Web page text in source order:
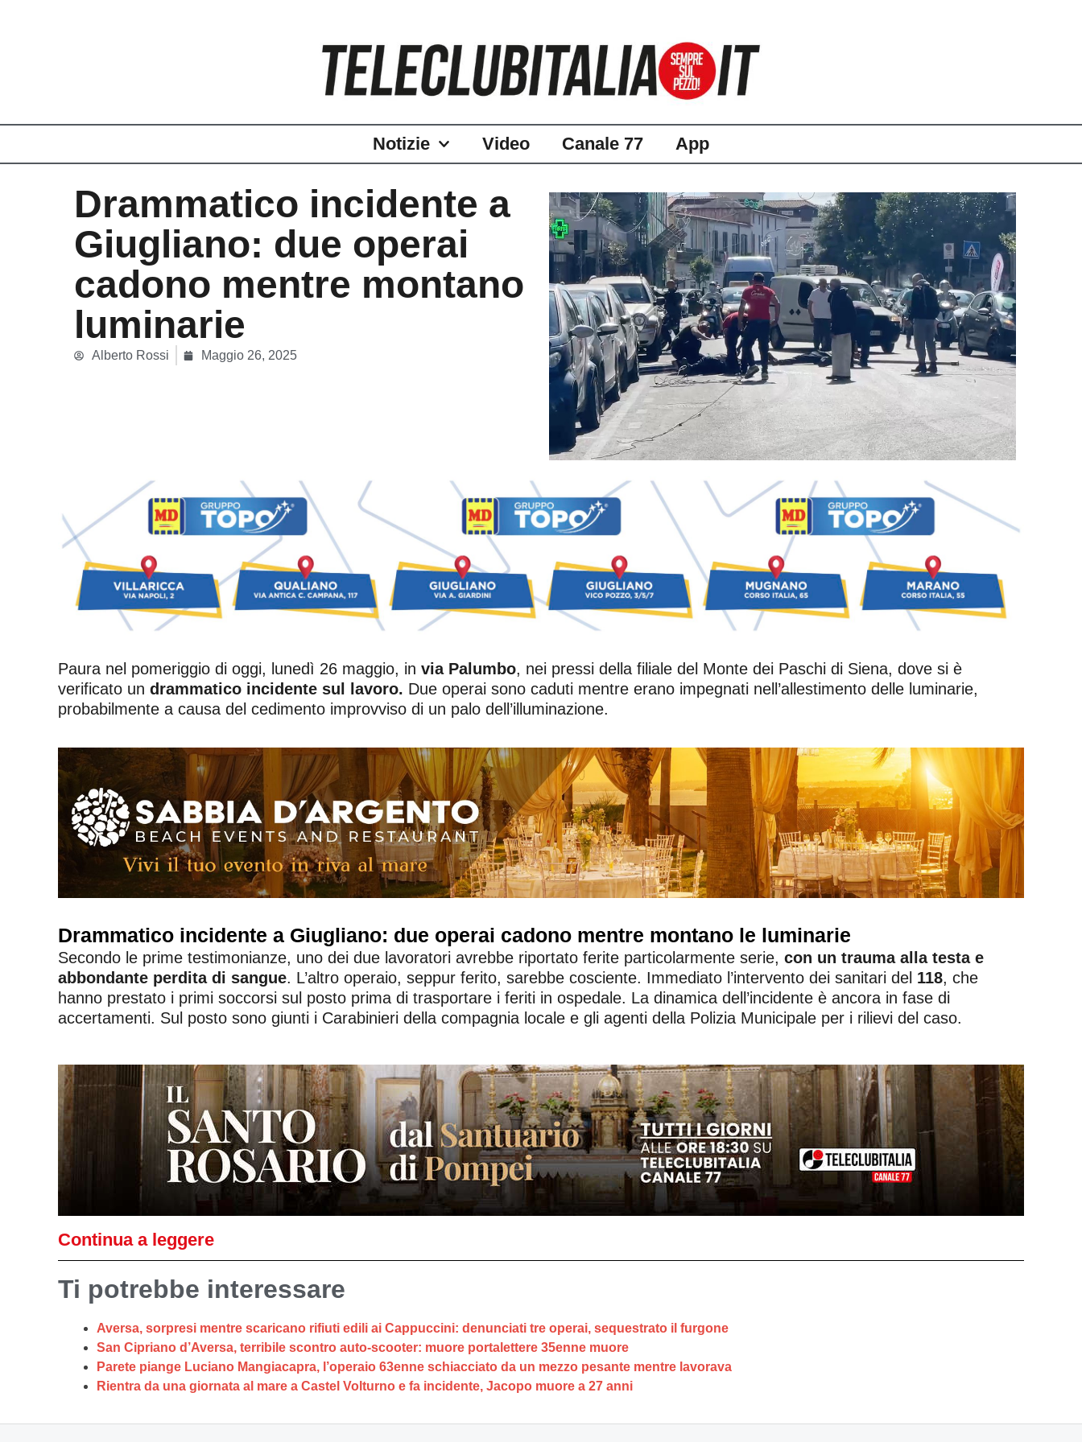
Notizie Video Canale 77 App
Drammatico incidente a
Giugliano: due operai
cadono mentre montano
luminarie
Alberto Rossi Maggio 26, 2025
Paura nel pomeriggio di oggi, lunedì 26 maggio, in via Palumbo, nei pressi della filiale del Monte dei Paschi di Siena, dove si è
verificato un drammatico incidente sul lavoro. Due operai sono caduti mentre erano impegnati nell’allestimento delle luminarie,
probabilmente a causa del cedimento improvviso di un palo dell’illuminazione.
Drammatico incidente a Giugliano: due operai cadono mentre montano le luminarie
Secondo le prime testimonianze, uno dei due lavoratori avrebbe riportato ferite particolarmente serie, con un trauma alla testa e
abbondante perdita di sangue. L’altro operaio, seppur ferito, sarebbe cosciente. Immediato l’intervento dei sanitari del 118, che
hanno prestato i primi soccorsi sul posto prima di trasportare i feriti in ospedale. La dinamica dell’incidente è ancora in fase di
accertamenti. Sul posto sono giunti i Carabinieri della compagnia locale e gli agenti della Polizia Municipale per i rilievi del caso.
Continua a leggere
Ti potrebbe interessare
Aversa, sorpresi mentre scaricano rifiuti edili ai Cappuccini: denunciati tre operai, sequestrato il furgone
San Cipriano d’Aversa, terribile scontro auto-scooter: muore portalettere 35enne muore
Parete piange Luciano Mangiacapra, l’operaio 63enne schiacciato da un mezzo pesante mentre lavorava
Rientra da una giornata al mare a Castel Volturno e fa incidente, Jacopo muore a 27 anni